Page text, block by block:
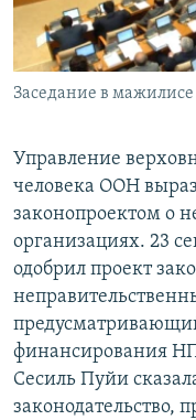
Заседание в
Управление
человека ООН
законопроектом о
организациях. 23
одобрил проект
финансирования
Сесиль Пуйи
законодательство,